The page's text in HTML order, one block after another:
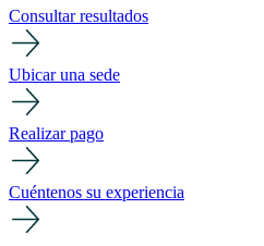
Consultar resultados
Ubicar una sede
Realizar pago
Cuéntenos su experiencia